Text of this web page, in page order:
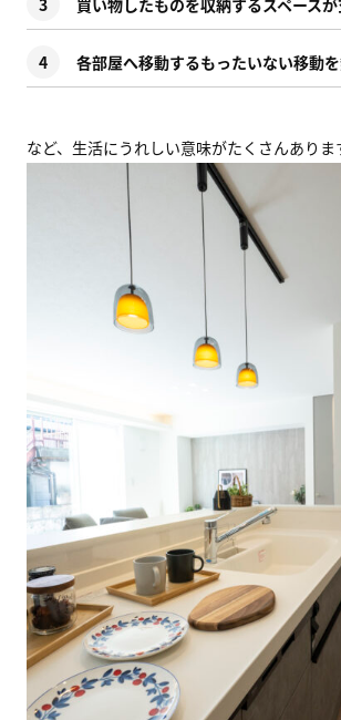
買い物したものを収納するスペース
各部屋へ移動するもったいない移動
など、生活にうれしい意味がたくさんありま